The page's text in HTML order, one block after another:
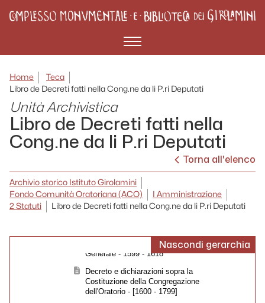
Menù
Home
Teca
Libro de Decreti fatti nella Cong.ne da li P.ri Deputati
Unità Archivistica
Libro de Decreti fatti nella
Cong.ne da li P.ri Deputati
Torna all'elenco
Archivio storico Istituto Girolamini
Fondo Comunità Oratoriana (ACO)
I Amministrazione
2 Statuti
Libro de Decreti fatti nella Cong.ne da li P.ri Deputati
Nascondi gerarchia
per le conclusioni de' molto RR. PP.
preposito e Deputati dell'Oratorio de'
Libro de notamenti delli contratti della
eletti della Congregazione di S. Filippo Neri
Soppressione della Congregazione
dell'Oratorio e pensioni ai Padri soppressi -
1862 - 1867
Pandetta delle deliberazioni - 1889 - 1901
1 Titoli e documenti - XV secolo - XIX
secolo
2 Statuti - 1599 - 1760
Decreti dei padri della Congregazione
Generale - 1599 - 1618
Decreto e dichiarazioni sopra la
Costituzione della Congregazione
dell'Oratorio - [1600 - 1799]